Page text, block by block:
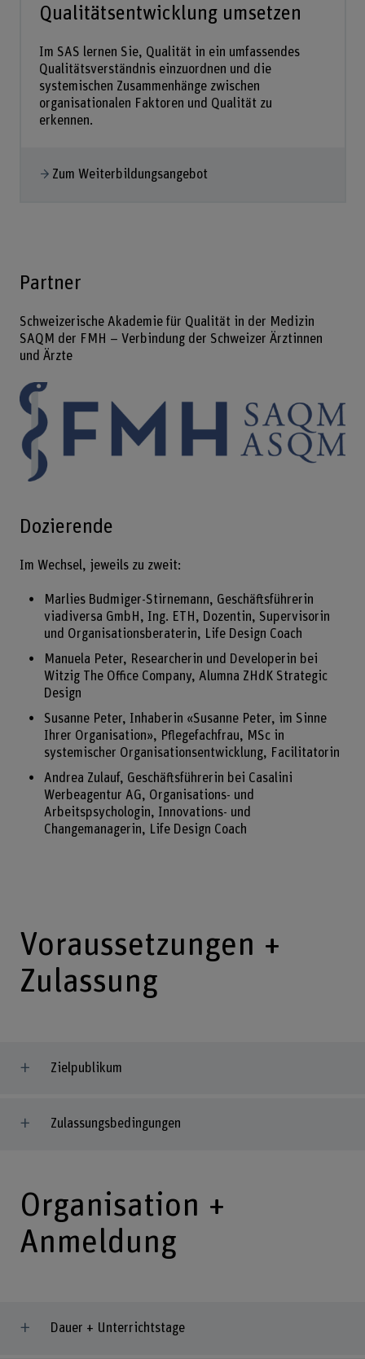
Qualitätsentwicklung umsetzen
Im SAS lernen Sie, Qualität in ein umfassendes
Qualitätsverständnis einzuordnen und die
systemischen Zusammenhänge zwischen
organisationalen Faktoren und Qualität zu
erkennen.
Zum Weiterbildungsangebot
Partner
Schweizerische Akademie für Qualität in der Medizin
SAQM der FMH – Verbindung der Schweizer Ärztinnen
und Ärzte
Dozierende
Im Wechsel, jeweils zu zweit:
Marlies Budmiger-Stirnemann, Geschäftsführerin
viadiversa GmbH, Ing. ETH, Dozentin, Supervisorin
und Organisationsberaterin, Life Design Coach
Manuela Peter, Researcherin und Developerin bei
Witzig The Office Company, Alumna ZHdK Strategic
Design
Susanne Peter, Inhaberin «Susanne Peter, im Sinne
Ihrer Organisation», Pflegefachfrau, MSc in
systemischer Organisationsentwicklung, Facilitatorin
Andrea Zulauf, Geschäftsführerin bei Casalini
Werbeagentur AG, Organisations- und
Arbeitspsychologin, Innovations- und
Changemanagerin, Life Design Coach
Voraussetzungen +
Zulassung
Zielpublikum
Zulassungsbedingungen
Organisation +
Anmeldung
Dauer + Unterrichtstage